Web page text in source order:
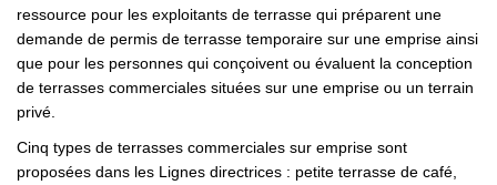
ressource pour les exploitants de terrasse qui préparent une
demande de permis de terrasse temporaire sur une emprise ainsi
que pour les personnes qui conçoivent ou évaluent la conception
de terrasses commerciales situées sur une emprise ou un terrain
privé.
Cinq types de terrasses commerciales sur emprise sont
proposées dans les Lignes directrices : petite terrasse de café,